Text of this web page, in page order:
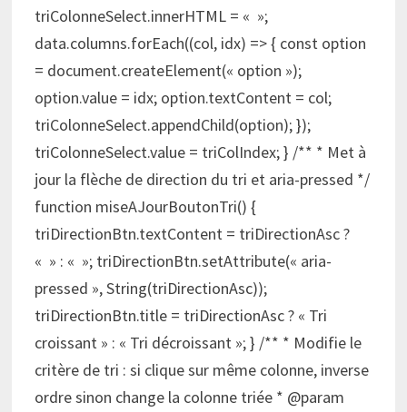
triColonneSelect.innerHTML = « »;
data.columns.forEach((col, idx) => { const option
= document.createElement(« option »);
option.value = idx; option.textContent = col;
triColonneSelect.appendChild(option); });
triColonneSelect.value = triColIndex; } /** * Met à
jour la flèche de direction du tri et aria-pressed */
function miseAJourBoutonTri() {
triDirectionBtn.textContent = triDirectionAsc ?
« » : « »; triDirectionBtn.setAttribute(« aria-
pressed », String(triDirectionAsc));
triDirectionBtn.title = triDirectionAsc ? « Tri
croissant » : « Tri décroissant »; } /** * Modifie le
critère de tri : si clique sur même colonne, inverse
ordre sinon change la colonne triée * @param